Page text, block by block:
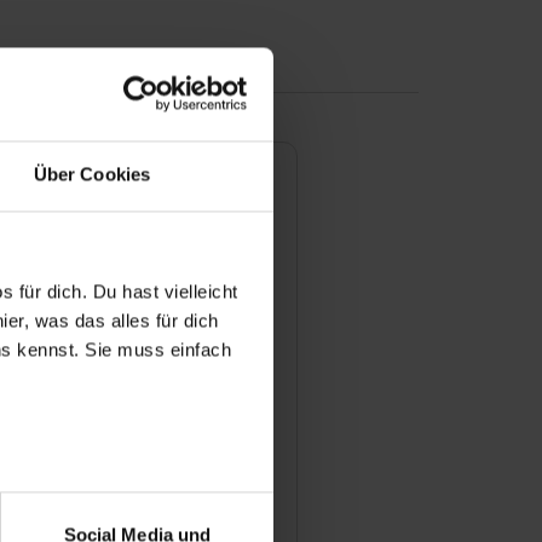
Über Cookies
für dich. Du hast vielleicht
was das alles für dich
kennst. Sie muss einfach
bei Benutzung der
zu analysieren
Social Media und
Dualen Studiengänge
sich für einen
bewerben?